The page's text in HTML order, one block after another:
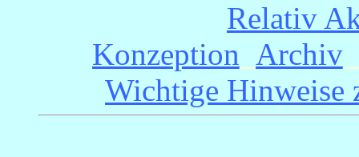
Relativ
Konzeption Archiv
Wichtige Hinweise